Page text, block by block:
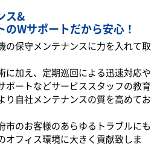
ス&
Wサポートだから安心！
の保守メンテナンスに力を入れて取
に加え、定期巡回による迅速対応や
ポートなどサービススタッフの教育
り自社メンテナンスの質を高めてお
市のお客様のあらゆるトラブルにも
オフィス環境に大きく貢献致しま